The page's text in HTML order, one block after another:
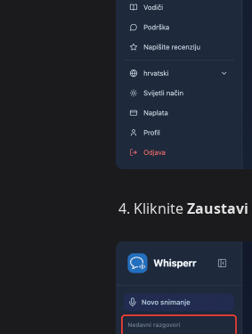
KlikniteZaustavi